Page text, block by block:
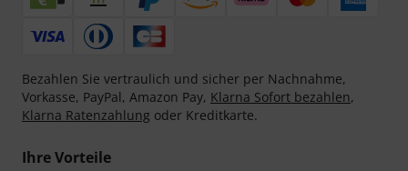
Bezahlen Sie vertraulich und sicher per Nachnahme,
Vorkasse, PayPal, Amazon Pay, Klarna Sofort bezahlen,
Klarna Ratenzahlung oder Kreditkarte.
Ihre Vorteile